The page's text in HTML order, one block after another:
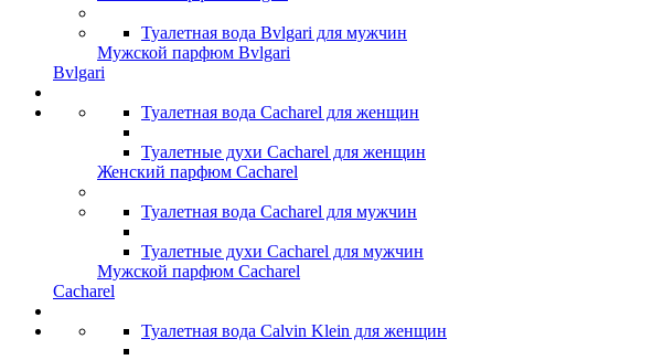
Туалетная вода Bvlgari для мужчин
Мужской парфюм Bvlgari
Bvlgari
Туалетная вода Cacharel для женщин
Туалетные духи Cacharel для женщин
Женский парфюм Cacharel
Туалетная вода Cacharel для мужчин
Туалетные духи Cacharel для мужчин
Мужской парфюм Cacharel
Cacharel
Туалетная вода Calvin Klein для женщин